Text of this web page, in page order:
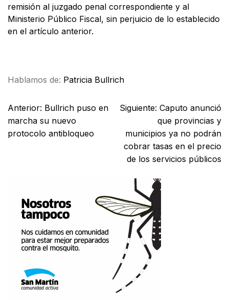
remisión al juzgado penal correspondiente y al
Ministerio Público Fiscal, sin perjuicio de lo establecido
en el artículo anterior.
Hablamos de: Patricia Bullrich
Anterior: Bullrich puso en
marcha su nuevo
protocolo antibloqueo
Siguiente: Caputo anunció
que provincias y
municipios ya no podrán
cobrar tasas en el precio
de los servicios públicos